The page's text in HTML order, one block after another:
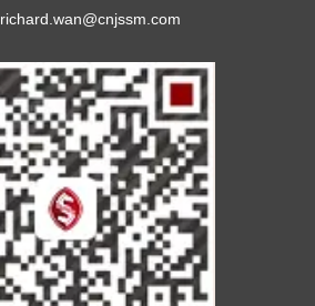
richard.wan@cnjssm.com